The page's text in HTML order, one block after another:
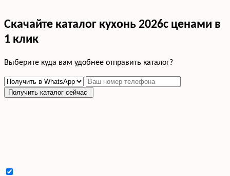
Скачайте каталог кухонь 2026с ценами в
1 клик
Выберите куда вам удобнее отправить каталог?
Получить каталог сейчас